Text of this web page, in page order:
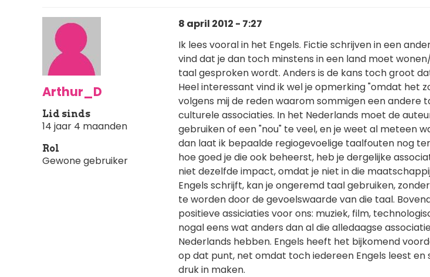
Arthur_D
Lid sinds
14 jaar 4 maanden
Rol
Gewone gebruiker
8 april 2012 - 7:27
Ik lees vooral in het Engels. Fictie schrijven in een
vind dat je dan toch minstens in een land moet
taal gesproken wordt. Anders is de kans toch groot
Heel interessant vind ik wel je opmerking "omdat het
volgens mij de reden waarom sommigen een andere
culturele associaties. In het Nederlands moet de
gebruiken of een "nou" te veel, en je weet al meteen
dan laat ik bepaalde regiogevoelige taalfouten nog
hoe goed je die ook beheerst, heb je dergelijke
niet dezelfde impact, omdat je niet in die
Engels schrijft, kan je ongeremd taal gebruiken,
te worden door de gevoelswaarde van die taal.
positieve assiciaties voor ons: muziek, film,
nogal eens wat anders dan al die alledaagse
Nederlands hebben. Engels heeft het bijkomend
op dat punt, net omdat toch iedereen Engels leest en
druk in maken.